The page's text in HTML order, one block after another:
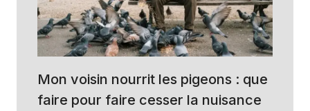
Mon voisin nourrit les pigeons : que
faire pour faire cesser la nuisance